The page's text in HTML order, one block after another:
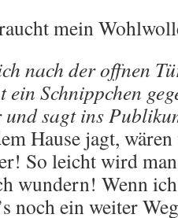
mein
nach der offnen
ein Schnippchen
sagt ins
Hause jagt,
So leicht wird
wundern! Wenn
noch ein weiter